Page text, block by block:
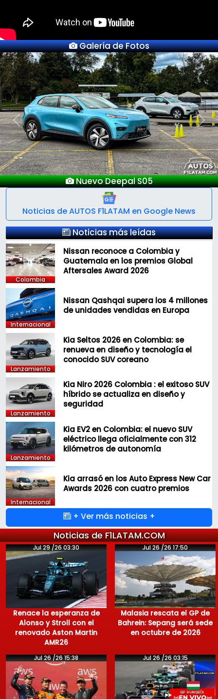
Galería de Fotos
Nuevo Deepal S05
Previous Next
Noticias de AUTOS F1LATAM en Google News
Noticias más leídas
Colombia
Nissan reconoce a Colombia y
Guatemala en los premios Global
Aftersales Award 2026
Internacional
Nissan Qashqai supera los 4 millones
de unidades vendidas en Europa
Lanzamiento
Kia Seltos 2026 en Colombia: se
renueva en diseño y tecnología el
conocido SUV coreano
Lanzamiento
Kia Niro 2026 Colombia : el exitoso SUV
híbrido se actualiza en diseño y
seguridad
Lanzamiento
Kia EV2 en Colombia: el nuevo SUV
eléctrico llega oficialmente con 312
kilómetros de autonomía
Internacional
Kia arrasó en los Auto Express New Car
Awards 2026 con cuatro premios
+ Ver más noticias +
Noticias de F1LATAM.COM
Jul 29 /26 03:30
Renace la esperanza de
Alonso y Stroll con el
renovado Aston Martin
AMR26
Jul 26 /26 17:50
Malasia rescata el GP de
Bahrein: Sepang será sede
en octubre de 2026
Jul 26 /26 15:38 Jul 26 /26 03:15